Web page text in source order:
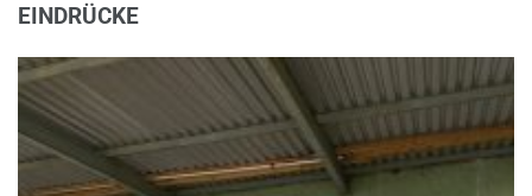
EINDRÜCKE